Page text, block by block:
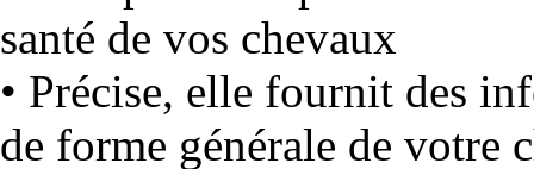
santé de vos chevaux
• Précise, elle fournit des
de forme générale de votre